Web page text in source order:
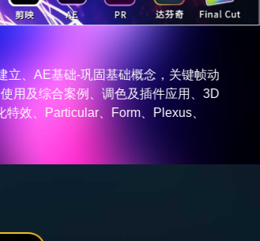
后期课程介绍
FILM AND TELEVISION POST COURSE